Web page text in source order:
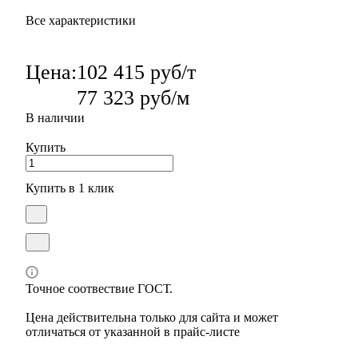
Все характеристики
Цена:102 415 руб/т
77 323 руб/м
В наличии
Купить
Купить в 1 клик
Точное соотвествие ГОСТ.
Цена действительна только для сайта и может
отличаться от указанной в прайс-листе